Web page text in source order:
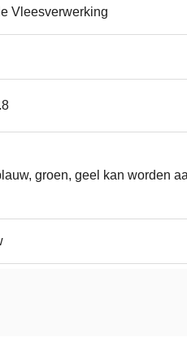
Vleesverwerking
groen, geel kan worden